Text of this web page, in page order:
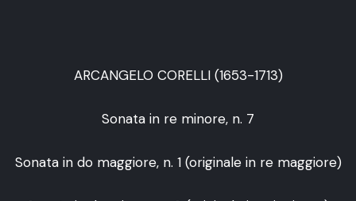
ARCANGELO CORELLI (1653-1713)
Sonata in re minore, n. 7
Sonata in do maggiore, n. 1 (originale in re maggiore)